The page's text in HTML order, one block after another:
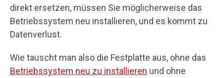
direkt ersetzen, müssen Sie möglicherweise das
Betriebssystem neu installieren, und es kommt zu
Datenverlust.
Wie tauscht man also die Festplatte aus, ohne das
Betriebssystem neu zu installieren und ohne